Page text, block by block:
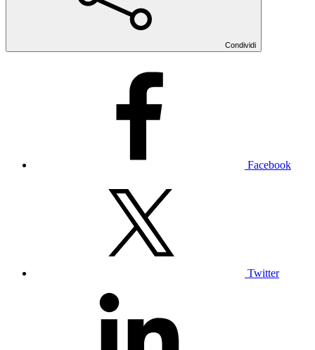
Condividi
Facebook
Twitter